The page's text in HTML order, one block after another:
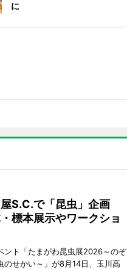
に
S.C.で「昆虫」企画
標本展示やワークショ
ント「たまがわ昆虫展2026～のぞ
のせかい～」が8月14日、玉川高